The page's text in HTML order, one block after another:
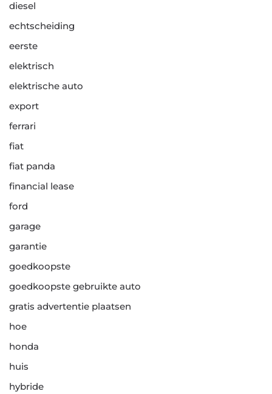
diesel
echtscheiding
eerste
elektrisch
elektrische auto
export
ferrari
fiat
fiat panda
financial lease
ford
garage
garantie
goedkoopste
goedkoopste gebruikte auto
gratis advertentie plaatsen
hoe
honda
huis
hybride